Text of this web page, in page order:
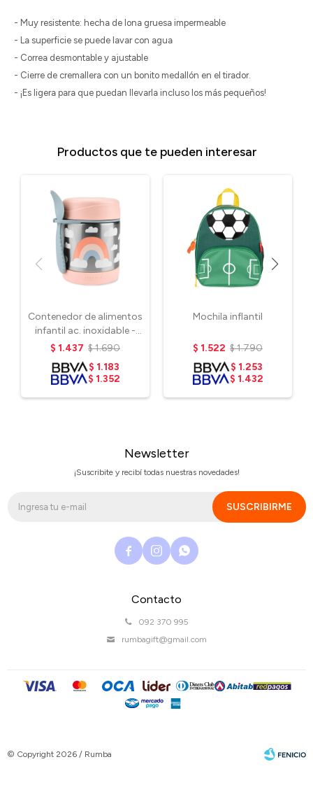
- Muy resistente: hecha de lona gruesa impermeable
- La superficie se puede lavar con agua
- Correa desmontable y ajustable
- Cierre de cremallera con un bonito medallón en el tirador.
- ¡Es ligera para que puedan llevarla incluso los más pequeños!
Productos que te pueden interesar
Contenedor de alimentos
infantil ac. inoxidable -
Arcoíris
$ 1.437 $1.690
$ 1.183
$ 1.352
Mochila inflantil
$ 1.522 $1.790
$ 1.253
$ 1.432
Contacto
092 370 995
rumbagift@gmail.com
Newsletter
¡Suscribite y recibí todas nuestras novedades!
SUSCRIBIRME
  
© Copyright 2026 / Rumba